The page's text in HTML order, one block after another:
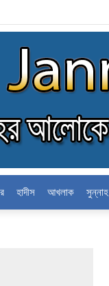
হাদীস আখলাক সুন্নাহ